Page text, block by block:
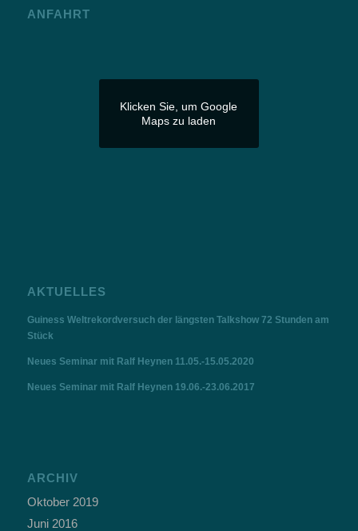
ANFAHRT
Klicken Sie, um Google
Maps zu laden
AKTUELLES
Guiness Weltrekordversuch der längsten Talkshow 72 Stunden am
Stück
Neues Seminar mit Ralf Heynen 11.05.-15.05.2020
Neues Seminar mit Ralf Heynen 19.06.-23.06.2017
ARCHIV
Oktober 2019
Juni 2016